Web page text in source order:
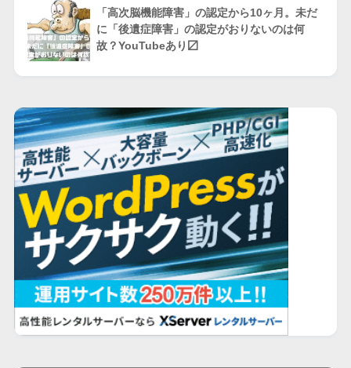
「高次脳機能障害」の認定から10ヶ月。未だ
に「後遺症障害」の認定がおりないのは何
故？YouTubeあり〼